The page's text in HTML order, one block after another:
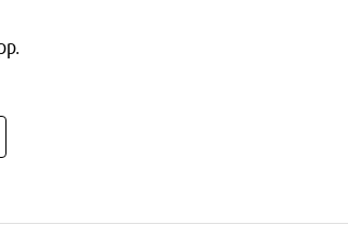
for å aktivere RootPrep™-komplekset.